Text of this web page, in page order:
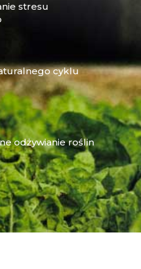
stresu
cyklu
odżywianie roślin